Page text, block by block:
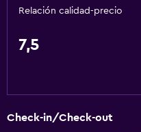
Relación calidad-precio
7,5
Check-in/Check-out